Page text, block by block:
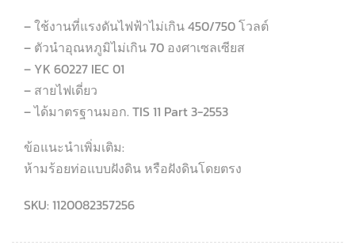
– ใช้งานที่แรงดันไฟฟ้าไม่เกิน 450/750 โวลต์
– ตัวนำอุณหภูมิไม่เกิน 70 องศาเซลเซียส
– YK 60227 IEC 01
– สายไฟเดี่ยว
– ได้มาตรฐานมอก. TIS 11 Part 3-2553
ข้อแนะนำเพิ่มเติม:
ห้ามร้อยท่อแบบฝังดิน หรือฝังดินโดยตรง
SKU: 1120082357256